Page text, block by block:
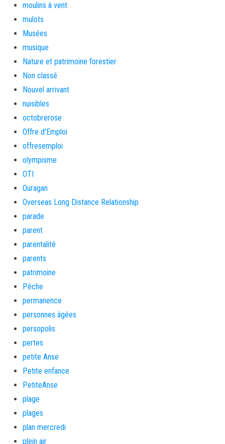
moulins à vent
mulots
Musées
musique
Nature et patrimoine forestier
Non classé
Nouvel arrivant
nuisibles
octobrerose
Offre d'Emploi
offresemploi
olympisme
OTI
Ouragan
Overseas Long Distance Relationship
parade
parent
parentalité
parents
patrimoine
Pêche
permanence
personnes âgées
persopolis
pertes
petite Anse
Petite enfance
PetiteAnse
plage
plages
plan mercredi
plein air